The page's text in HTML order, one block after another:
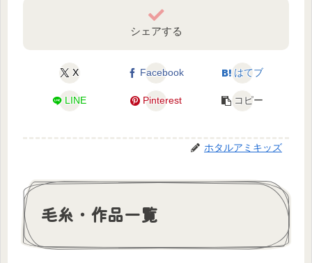
シェアする
X Facebook はてブ
LINE Pinterest コピー
ホタルアミキッズ
毛糸・作品一覧